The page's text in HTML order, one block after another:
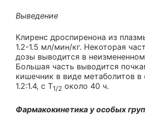
Выведение
Клиренс дроспиренона из
1.2-1.5 мл/мин/кг. Некоторая
дозы выводится в
Большая часть выводится
кишечник в виде метаболитов в
1.2:1.4, с T1/2 около 40 ч.
Фармакокинетика у особых